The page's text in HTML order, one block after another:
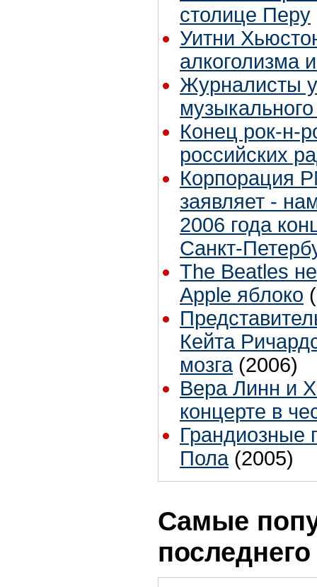
столице Перу
Уитни
алкоголизма
Журналисты
Конец рок-н-
российских
Корпорация
заявляет -
2006 года
Санкт-
The Beatles
Apple яблоко
Кейта
мозга (2006)
Вера Линн и
концерте в
Грандиозные
Пола (2005)
Самые